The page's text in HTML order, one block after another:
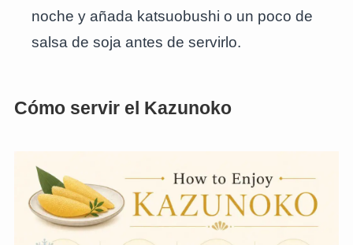
noche y añada katsuobushi o un poco de
salsa de soja antes de servirlo.
Cómo servir el Kazunoko